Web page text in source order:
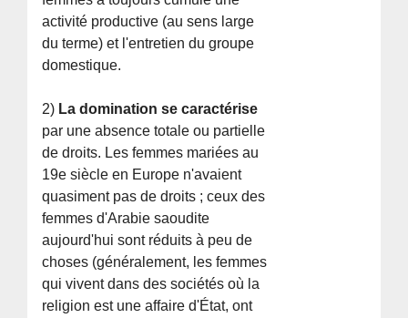
activité productive (au sens large
du terme) et l'entretien du groupe
domestique.
2) La domination se caractérise
par une absence totale ou partielle
de droits. Les femmes mariées au
19e siècle en Europe n'avaient
quasiment pas de droits ; ceux des
femmes d'Arabie saoudite
aujourd'hui sont réduits à peu de
choses (généralement, les femmes
qui vivent dans des sociétés où la
religion est une affaire d'État, ont